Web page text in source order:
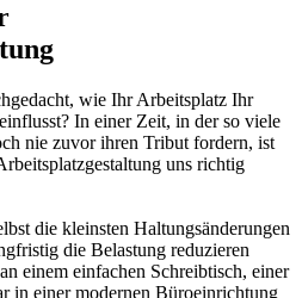
wie Ihr Arbeitsplatz Ihr
In einer Zeit, in der so viele
nie zuvor ihren Tribut fordern, ist
uns richtig
die kleinsten Haltungsänderungen
die Belastung reduzieren
einem einfachen Schreibtisch, einer
in einer modernen Büroeinrichtung